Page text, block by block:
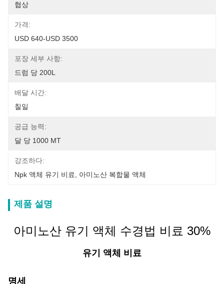
협상
가격:
USD 640-USD 3500
포장 세부 사항:
드럼 당 200L
배달 시간:
칠일
공급 능력:
달 당 1000 MT
강조하다:
Npk 액체 유기 비료
아미노산 복합물 액체
제품 설명
아미노산 유기 액체 수경법 비료 30%
유기 액체 비료
명세